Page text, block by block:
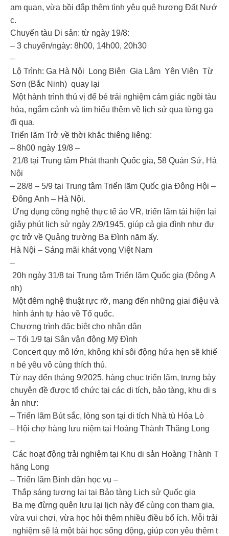
am quan, vừa bồi đắp thêm tình yêu quê hương Đất Nướ
c.
Chuyến tàu Di sản: từ ngày 19/8:
– 3 chuyến/ngày: 8h00, 14h00, 20h30
–
Lộ Trình: Ga Hà Nội Long Biên Gia Lâm Yên Viên Từ
Sơn (Bắc Ninh) quay lại
Một hành trình thú vị để bé trải nghiệm cảm giác ngồi tàu
hỏa, ngắm cảnh và tìm hiểu thêm về lịch sử qua từng ga
đi qua.
Triển lãm Trở về thời khắc thiêng liêng:
– 8h00 ngày 19/8 –
21/8 tại Trung tâm Phát thanh Quốc gia, 58 Quán Sứ, Hà
Nội
– 28/8 – 5/9 tại Trung tâm Triển lãm Quốc gia Đông Hội –
Đông Anh – Hà Nội.
Ứng dụng công nghệ thực tế ảo VR, triển lãm tái hiện lại
giây phút lịch sử ngày 2/9/1945, giúp cả gia đình như đư
ợc trở về Quảng trường Ba Đình năm ấy.
Hà Nội – Sáng mãi khát vọng Việt Nam
–
20h ngày 31/8 tại Trung tâm Triển lãm Quốc gia (Đông A
nh)
Một đêm nghệ thuật rực rỡ, mang đến những giai điệu và
hình ảnh tự hào về Tổ quốc.
Chương trình đặc biệt cho nhân dân
– Tối 1/9 tại Sân vận động Mỹ Đình
Concert quy mô lớn, không khí sôi động hứa hẹn sẽ khiế
n bé yêu vô cùng thích thú.
Từ nay đến tháng 9/2025, hàng chục triển lãm, trưng bày
chuyên đề được tổ chức tại các di tích, bảo tàng, khu di s
ản như:
– Triển lãm Bút sắc, lòng son tại di tích Nhà tù Hỏa Lò
– Hội chợ hàng lưu niệm tại Hoàng Thành Thăng Long
–
Các hoạt động trải nghiệm tại Khu di sản Hoàng Thành T
hăng Long
– Triển lãm Bình dân học vụ –
Thắp sáng tương lai tại Bảo tàng Lịch sử Quốc gia
️ Ba mẹ đừng quên lưu lại lịch này để cùng con tham gia,
vừa vui chơi, vừa học hỏi thêm nhiều điều bổ ích. Mỗi trải
nghiệm sẽ là một bài học sống động, giúp con yêu thêm t